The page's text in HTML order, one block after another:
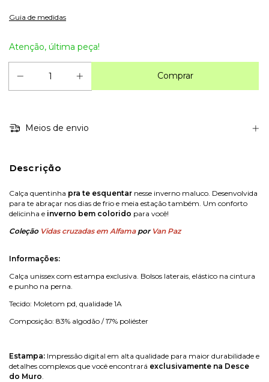
Guia de medidas
Atenção, última peça!
Meios de envio
Descrição
Calça quentinha pra te esquentar nesse inverno maluco. Desenvolvida
para te abraçar nos dias de frio e meia estação também. Um conforto
delicinha e inverno bem colorido para você!
Coleção Vidas cruzadas em Alfamapor Van Paz
Informações:
Calça unissex com estampa exclusiva. Bolsos laterais, elástico na cintura
e punho na perna.
Tecido: Moletom pd, qualidade 1A
Composição: 83% algodão / 17% poliéster
Estampa: Impressão digital em alta qualidade para maior durabilidade e
detalhes complexos que você encontrará exclusivamente na Desce
do Muro.